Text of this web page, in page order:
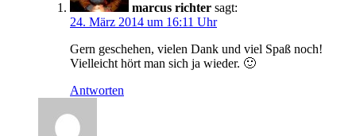
marcus richter sagt:
24. März 2014 um 16:11 Uhr
Gern geschehen, vielen Dank und viel Spaß noch!
Vielleicht hört man sich ja wieder. 🙂
Antworten